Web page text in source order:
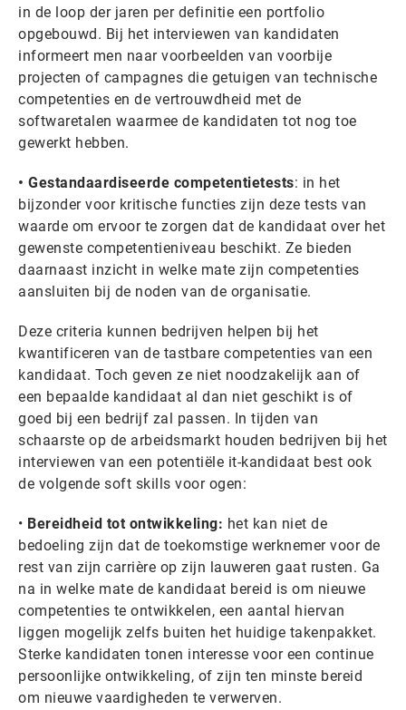
in de loop der jaren per definitie een portfolio
opgebouwd. Bij het interviewen van kandidaten
informeert men naar voorbeelden van voorbije
projecten of campagnes die getuigen van technische
competenties en de vertrouwdheid met de
softwaretalen waarmee de kandidaten tot nog toe
gewerkt hebben.
• Gestandaardiseerde competentietests: in het
bijzonder voor kritische functies zijn deze tests van
waarde om ervoor te zorgen dat de kandidaat over het
gewenste competentieniveau beschikt. Ze bieden
daarnaast inzicht in welke mate zijn competenties
aansluiten bij de noden van de organisatie.
Deze criteria kunnen bedrijven helpen bij het
kwantificeren van de tastbare competenties van een
kandidaat. Toch geven ze niet noodzakelijk aan of
een bepaalde kandidaat al dan niet geschikt is of
goed bij een bedrijf zal passen. In tijden van
schaarste op de arbeidsmarkt houden bedrijven bij het
interviewen van een potentiële it-kandidaat best ook
de volgende soft skills voor ogen:
• Bereidheid tot ontwikkeling: het kan niet de
bedoeling zijn dat de toekomstige werknemer voor de
rest van zijn carrière op zijn lauweren gaat rusten. Ga
na in welke mate de kandidaat bereid is om nieuwe
competenties te ontwikkelen, een aantal hiervan
liggen mogelijk zelfs buiten het huidige takenpakket.
Sterke kandidaten tonen interesse voor een continue
persoonlijke ontwikkeling, of zijn ten minste bereid
om nieuwe vaardigheden te verwerven.